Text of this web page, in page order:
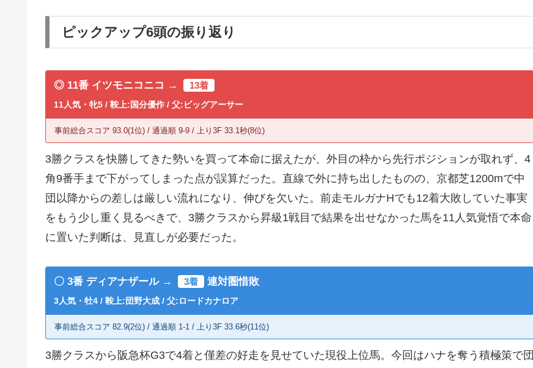
ピックアップ6頭の振り返り
◎ 11番 イツモニコニコ → 13着
11人気・牝5 / 鞍上:国分優作 / 父:ビッグアーサー
事前総合スコア 93.0(1位) / 通過順 9-9 / 上り3F 33.1秒(8位)
3勝クラスを快勝してきた勢いを買って本命に据えたが、外目の枠から先行ポジションが取れず、4
角9番手まで下がってしまった点が誤算だった。直線で外に持ち出したものの、京都芝1200mで中
団以降からの差しは厳しい流れになり、伸びを欠いた。前走モルガナHでも12着大敗していた事実
をもう少し重く見るべきで、3勝クラスから昇級1戦目で結果を出せなかった馬を11人気覚悟で本命
に置いた判断は、見直しが必要だった。
〇 3番 ディアナザール → 3着 連対圏惜敗
3人気・牡4 / 鞍上:団野大成 / 父:ロードカナロア
事前総合スコア 82.9(2位) / 通過順 1-1 / 上り3F 33.6秒(11位)
3勝クラスから阪急杯G3で4着と僅差の好走を見せていた現役上位馬。今回はハナを奪う積極策で団